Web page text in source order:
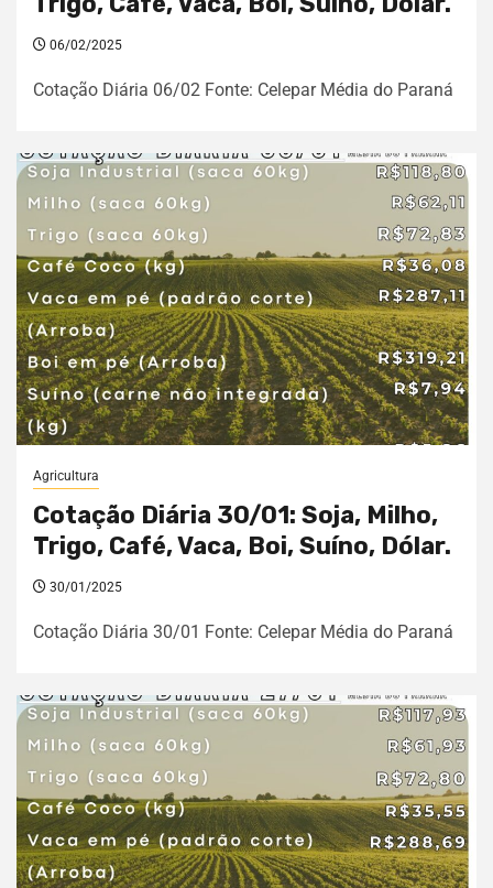
06/02/2025
Cotação Diária 06/02 Fonte: Celepar Média do Paraná
Agricultura
Cotação Diária 30/01: Soja, Milho,
Trigo, Café, Vaca, Boi, Suíno, Dólar.
30/01/2025
Cotação Diária 30/01 Fonte: Celepar Média do Paraná